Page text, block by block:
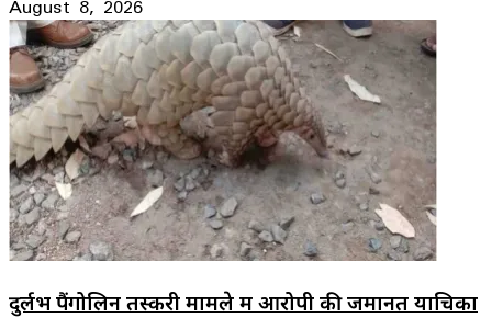
दुर्लभ पैंगोलिन तस्करी मामले में आरोपी की जमानत याचिका